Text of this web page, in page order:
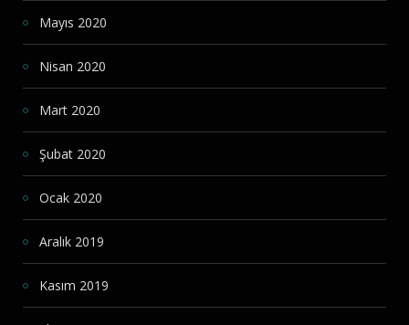
Mayıs 2020
Nisan 2020
Mart 2020
Şubat 2020
Ocak 2020
Aralık 2019
Kasım 2019